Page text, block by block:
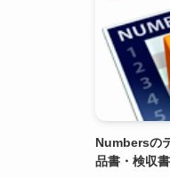
Numbersの
品書・検収書